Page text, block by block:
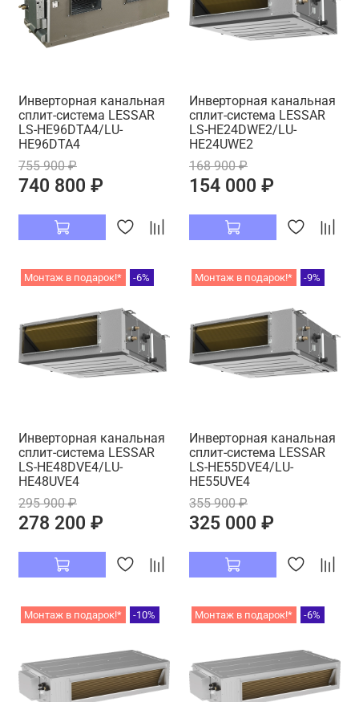
Инверторная канальная
сплит-система LESSAR
LS-HE96DTA4/LU-
HE96DTA4
755 900 ₽
740 800 ₽
Инверторная канальная
сплит-система LESSAR
LS-HE24DWE2/LU-
HE24UWE2
168 900 ₽
154 000 ₽
Монтаж в подарок!* -6%
Инверторная канальная
сплит-система LESSAR
LS-HE48DVE4/LU-
HE48UVE4
295 900 ₽
278 200 ₽
Монтаж в подарок!* -9%
Инверторная канальная
сплит-система LESSAR
LS-HE55DVE4/LU-
HE55UVE4
355 900 ₽
325 000 ₽
Монтаж в подарок!* -10% Монтаж в подарок!* -6%